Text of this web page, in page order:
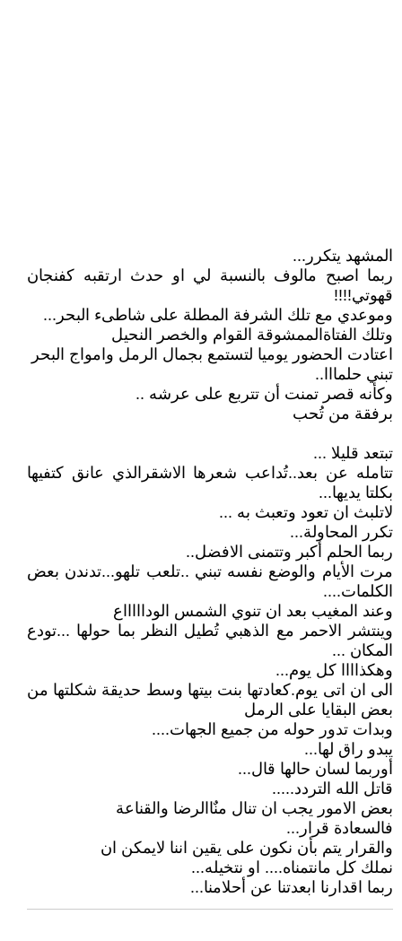
المشهد يتكرر...
ربما اصبح مالوف بالنسبة لي او حدث ارتقبه كفنجان
قهوتي!!!!
وموعدي مع تلك الشرفة المطلة على شاطىء البحر...
وتلك الفتاةالممشوقة القوام والخصر النحيل
اعتادت الحضور يوميا لتستمع بجمال الرمل وامواج البحر
تبني حلمااا..
وكأنه قصر تمنت أن تتربع على عرشه ..
برفقة من تُحب
تبتعد قليلا ...
تتامله عن بعد..تُداعب شعرها الاشقرالذي عانق كتفيها
بكلتا يديها...
لاتلبث ان تعود وتعبث به ...
تكرر المحاولة...
ربما الحلم أكبر وتتمنى الافضل..
مرت الأيام والوضع نفسه تبني ..تلعب تلهو...تدندن بعض
الكلمات....
وعند المغيب بعد ان تنوي الشمس الوداااااع
وينتشر الاحمر مع الذهبي تُطيل النظر بما حولها ...تودع
المكان ...
وهكذاااا كل يوم...
الى ان اتى يوم.كعادتها بنت بيتها وسط حديقة شكلتها من
بعض البقايا على الرمل
وبدات تدور حوله من جميع الجهات....
يبدو راق لها...
أوربما لسان حالها قال...
قاتل الله التردد.....
بعض الامور يجب ان تنال منٌاالرضا والقناعة
فالسعادة قرار...
والقرار يتم بأن نكون على يقين اننا لايمكن ان
نملك كل مانتمناه.... او نتخيله...
ربما اقدارنا ابعدتنا عن أحلامنا...